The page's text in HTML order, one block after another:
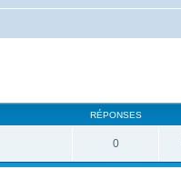
RÉPONSES
0